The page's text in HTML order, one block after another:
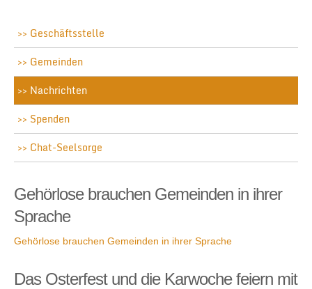
Geschäftsstelle
Gemeinden
Nachrichten
Spenden
Chat-Seelsorge
Gehörlose brauchen Gemeinden in ihrer
Sprache
Gehörlose brauchen Gemeinden in ihrer Sprache
Das Osterfest und die Karwoche feiern mit